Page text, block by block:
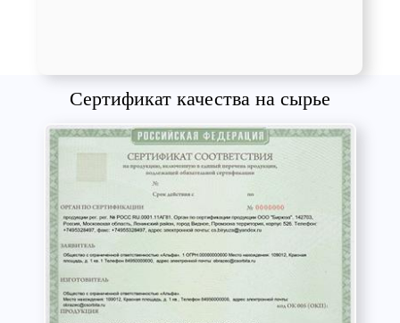
Сертификат качества на сырье